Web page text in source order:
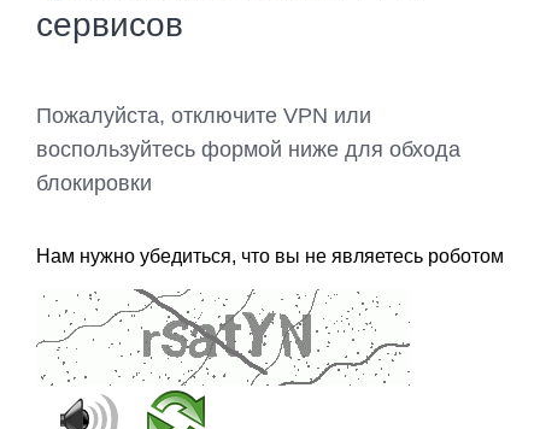
сервисов
Пожалуйста, отключите VPN или
воспользуйтесь формой ниже для обхода
блокировки
Нам нужно убедиться, что вы не являетесь роботом